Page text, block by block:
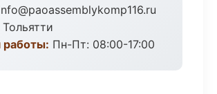
Тольятти
Пн-Пт: 08:00-17:00